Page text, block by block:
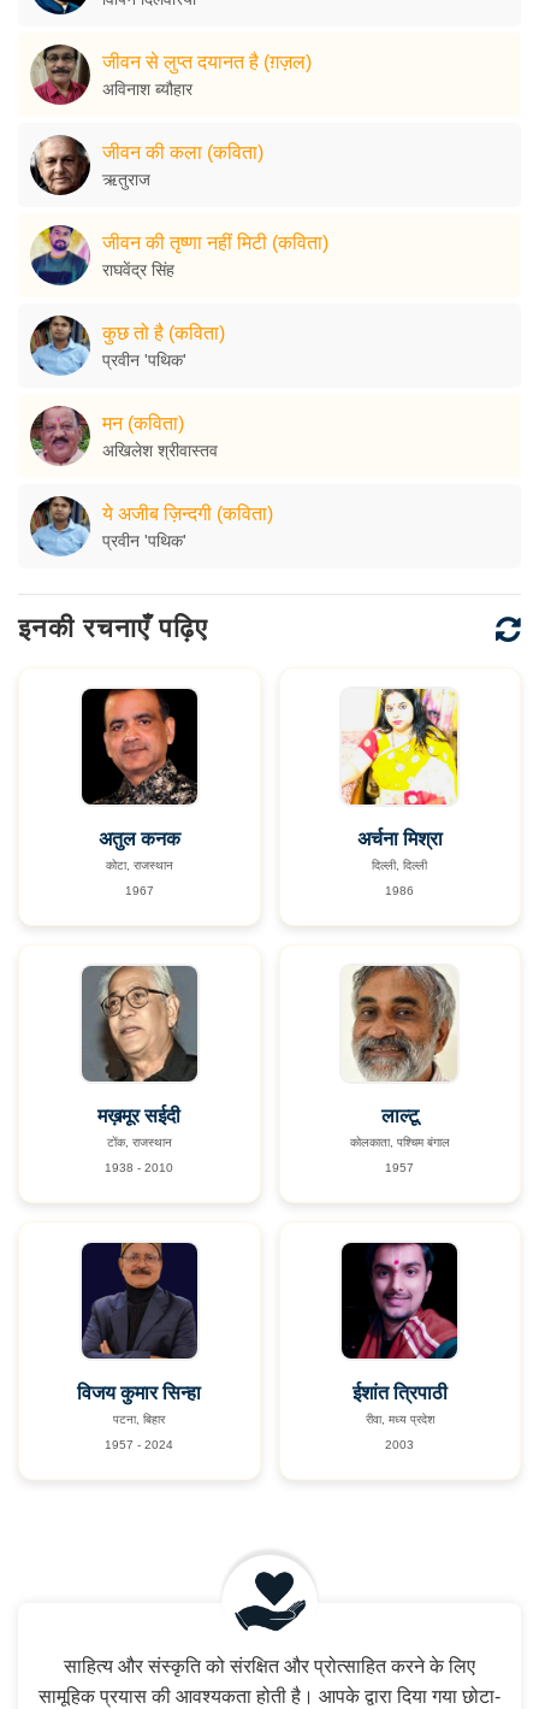
जीवन से लुप्त दयानत है (ग़ज़ल)
अविनाश ब्यौहार
जीवन की कला (कविता)
ऋतुराज
जीवन की तृष्णा नहीं मिटी (कविता)
राघवेंद्र सिंह
कुछ तो है (कविता)
प्रवीन 'पथिक'
मन (कविता)
अखिलेश श्रीवास्तव
ये अजीब ज़िन्दगी (कविता)
प्रवीन 'पथिक'
इनकी रचनाएँ पढ़िए
अतुल कनक
कोटा, राजस्थान
1967
अर्चना मिश्रा
दिल्ली, दिल्ली
1986
मख़मूर सईदी
टोंक, राजस्थान
1938 - 2010
लाल्टू
कोलकाता, पश्चिम बंगाल
1957
विजय कुमार सिन्हा
पटना, बिहार
1957 - 2024
ईशांत त्रिपाठी
रीवा, मध्य प्रदेश
2003
साहित्य और संस्कृति को संरक्षित और प्रोत्साहित करने के लिए
सामूहिक प्रयास की आवश्यकता होती है। आपके द्वारा दिया गया छोटा-